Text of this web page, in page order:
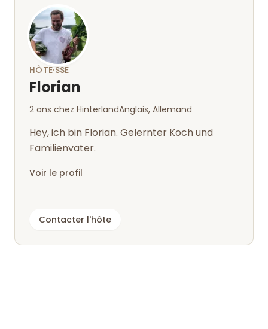
HÔTE·SSE
Florian
2 ans chez HinterlandAnglais, Allemand
Hey, ich bin Florian. Gelernter Koch und
Familienvater.
Voir le profil
Contacter l'hôte